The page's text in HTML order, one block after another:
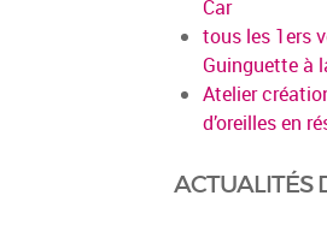
Car
tous les 1ers
Guinguette à
Atelier
d’oreilles en
ACTUALITÉS